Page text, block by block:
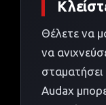
Θέλετε να
να
σταματήσει
Audax